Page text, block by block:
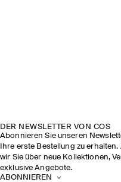
DER NEWSLETTER VON COS
Abonnieren Sie unseren
Ihre erste Bestellung zu
wir Sie über neue Kollektionen,
exklusive Angebote.
ABONNIEREN